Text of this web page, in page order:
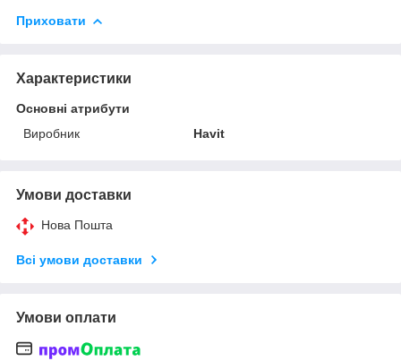
Приховати
Характеристики
Основні атрибути
Виробник
Havit
Умови доставки
Нова Пошта
Всі умови доставки
Умови оплати